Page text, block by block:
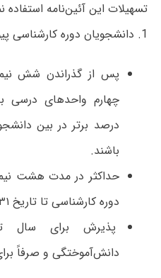
تسهیلات این آئین‌نامه استفاده
1. دانشجویان دوره کارشناسی پیوسته با رعایت شرایط زیر:
پس از گذراندن شش
درصد برتر در بین
باشند.
حداکثر در مدت هشت
دوره کارشناسی تا تاریخ ۱۳۹۶/۶/۳۱)
پذیرش برای سال
دانش‌آموختگی و صرفاً